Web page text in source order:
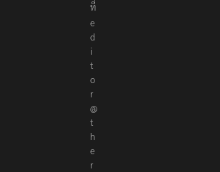
ที่
e
d
i
t
o
r
@
t
h
e
r